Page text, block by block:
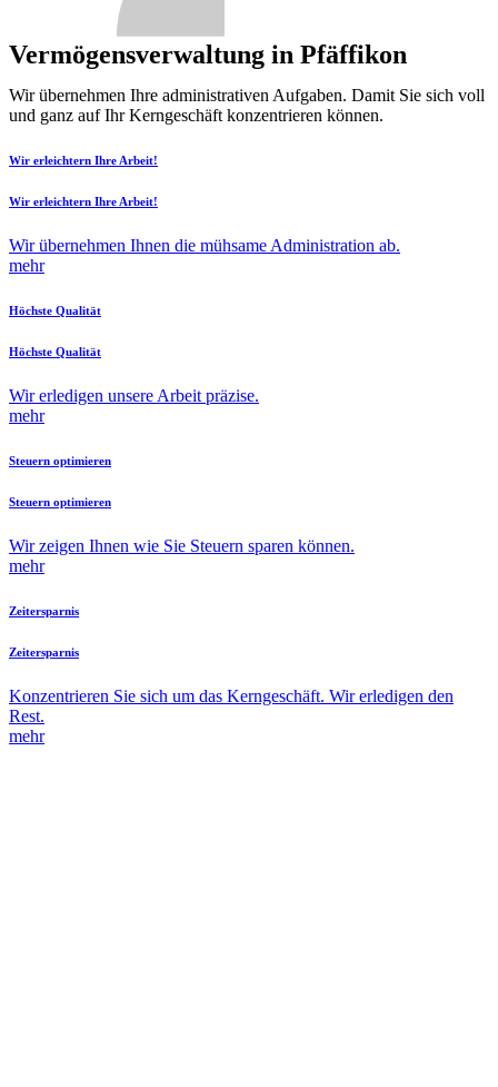
Vermögensverwaltung in Pfäffikon
Wir übernehmen Ihre administrativen Aufgaben. Damit Sie sich voll
und ganz auf Ihr Kerngeschäft konzentrieren können.
Wir erleichtern Ihre Arbeit!
Wir erleichtern Ihre Arbeit!
Wir übernehmen Ihnen die mühsame Administration ab.
mehr
Höchste Qualität
Höchste Qualität
Wir erledigen unsere Arbeit präzise.
mehr
Steuern optimieren
Steuern optimieren
Wir zeigen Ihnen wie Sie Steuern sparen können.
mehr
Zeitersparnis
Zeitersparnis
Konzentrieren Sie sich um das Kerngeschäft. Wir erledigen den
Rest.
mehr